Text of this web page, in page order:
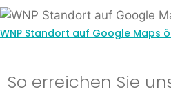
WNP Standort auf Google Maps
So erreichen Sie